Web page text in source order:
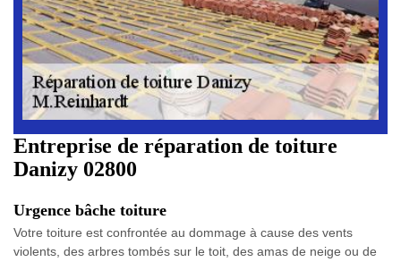
Entreprise de réparation de toiture
Danizy 02800
Urgence bâche toiture
Votre toiture est confrontée au dommage à cause des vents
violents, des arbres tombés sur le toit, des amas de neige ou de